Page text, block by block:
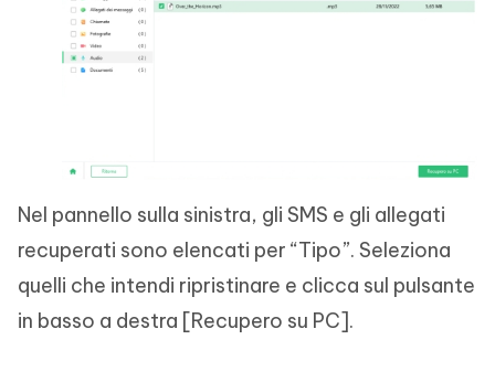
Nel pannello sulla sinistra, gli SMS e gli allegati
recuperati sono elencati per “Tipo”. Seleziona
quelli che intendi ripristinare e clicca sul pulsante
in basso a destra [Recupero su PC].